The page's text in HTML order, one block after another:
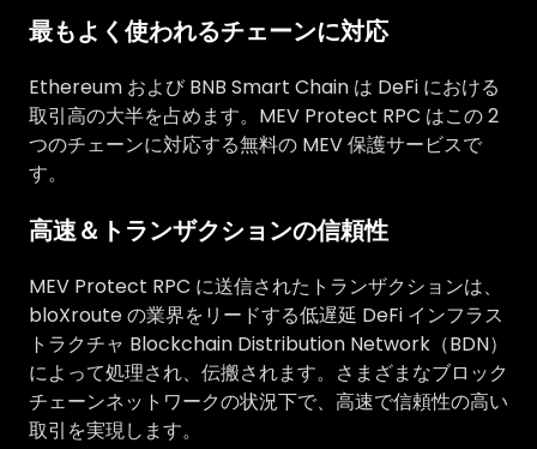
最もよく使われるチェーンに対応
Ethereum および BNB Smart Chain は DeFi における
取引高の大半を占めます。MEV Protect RPC はこの 2
つのチェーンに対応する無料の MEV 保護サービスで
す。
高速＆トランザクションの信頼性
MEV Protect RPC に送信されたトランザクションは、
bloXroute の業界をリードする低遅延 DeFi インフラス
トラクチャ Blockchain Distribution Network（BDN）
によって処理され、伝搬されます。さまざまなブロック
チェーンネットワークの状況下で、高速で信頼性の高い
取引を実現します。